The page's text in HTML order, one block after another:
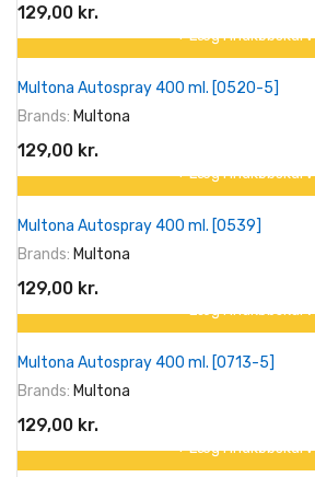
129,00 kr.
+ Læg I Indkøbskurv
Multona Autospray 400 ml. [0520-5]
Brands: Multona
129,00 kr.
+ Læg I Indkøbskurv
Multona Autospray 400 ml. [0539]
Brands: Multona
129,00 kr.
+ Læg I Indkøbskurv
Multona Autospray 400 ml. [0713-5]
Brands: Multona
129,00 kr.
+ Læg I Indkøbskurv